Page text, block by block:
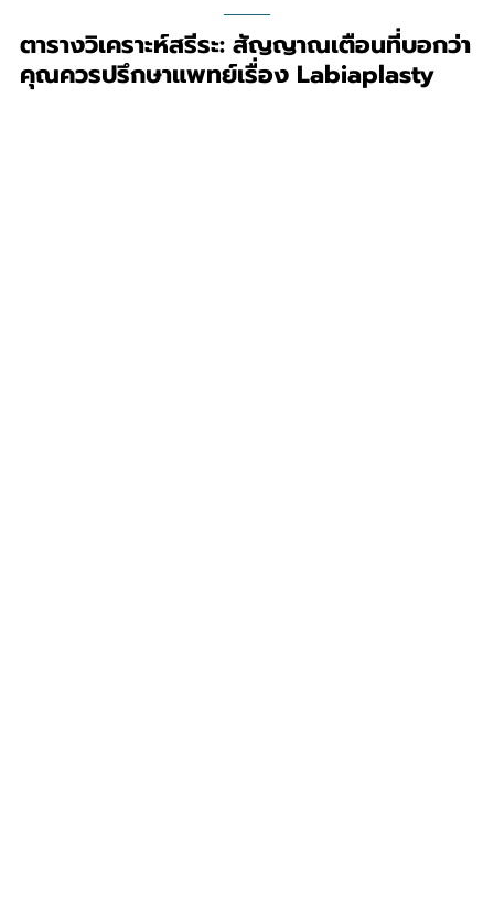
ตารางวิเคราะห์สรีระ: สัญญาณเตือนที่บอกว่า
คุณควรปรึกษาแพทย์เรื่อง Labiaplasty